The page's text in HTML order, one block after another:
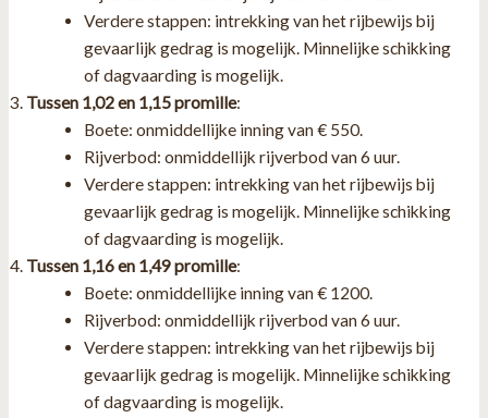
Verdere stappen: intrekking van het rijbewijs bij
gevaarlijk gedrag is mogelijk. Minnelijke schikking
of dagvaarding is mogelijk.
Tussen 1,02 en 1,15 promille:
Boete: onmiddellijke inning van € 550.
Rijverbod: onmiddellijk rijverbod van 6 uur.
Verdere stappen: intrekking van het rijbewijs bij
gevaarlijk gedrag is mogelijk. Minnelijke schikking
of dagvaarding is mogelijk.
Tussen 1,16 en 1,49 promille:
Boete: onmiddellijke inning van € 1200.
Rijverbod: onmiddellijk rijverbod van 6 uur.
Verdere stappen: intrekking van het rijbewijs bij
gevaarlijk gedrag is mogelijk. Minnelijke schikking
of dagvaarding is mogelijk.